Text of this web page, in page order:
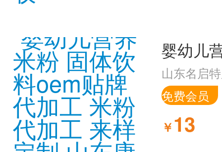
山东名启
免费会员
￥13